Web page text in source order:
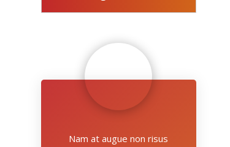
Nam at augue non risus